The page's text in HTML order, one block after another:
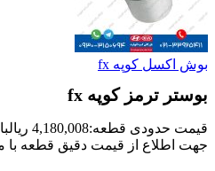
بوش اکسل کوپه fx
بوستر ترمز کوپه fx
قیمت حدودی قطعه:4,180,008 ریال
جهت اطلاع از قیمت دقیق قطعه با